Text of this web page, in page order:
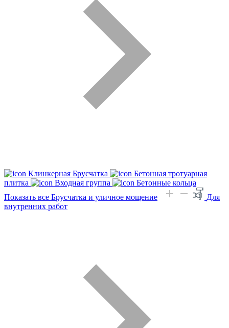
Клинкерная Брусчатка
Бетонная тротуарная
плитка
Входная группа
Бетонные кольца
Показать все Брусчатка и уличное мощение
Для
внутренних работ